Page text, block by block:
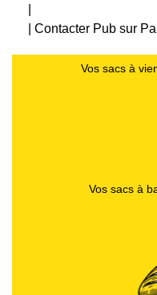
| Contacter Pub sur
Vos sacs à
Vos sacs à